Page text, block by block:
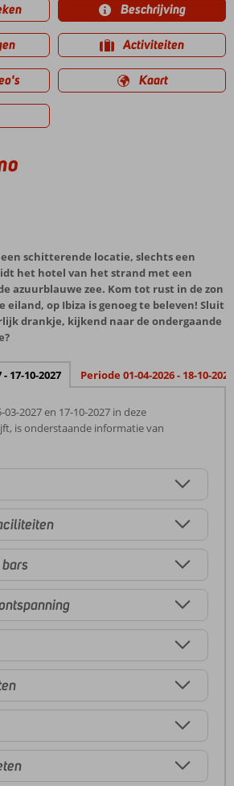
Beschrijving
Activiteiten
Kaart
een schitterende locatie, slechts een
het hotel van het strand met een
azuurblauwe zee. Kom tot rust in de zon
eiland, op Ibiza is genoeg te beleven! Sluit
drankje, kijkend naar de ondergaande
17-10-2027 Periode 01-04-2026 - 18-10-2026
2027 en 17-10-2027 in deze
is onderstaande informatie van